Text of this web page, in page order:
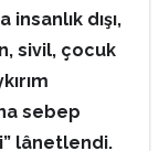
dışı,
sivil, çocuk
sebep
lânetlendi.